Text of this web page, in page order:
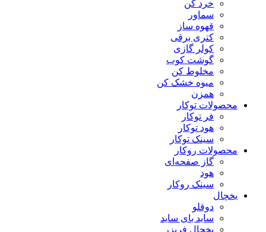
خرد کن
سماور
قهوه ساز
کتری برقی
کولر گازی
گوشت کوب
مخلوط کن
میوه خشک کن
همزن
محصولات توکار
فر توکار
هود توکار
سینک توکار
محصولات روکار
گاز صفحه‌ای
هود
سینک روکار
یخچال
دوقلو
ساید بای ساید
یخچال فریزر